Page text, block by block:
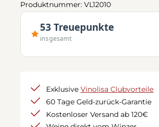
Produktnummer: VL12010
53 Treuepunkte
insgesamt
Exklusive Vinolisa Clubvorteile
60 Tage Geld-zurück-Garantie
Kostenloser Versand ab 120€